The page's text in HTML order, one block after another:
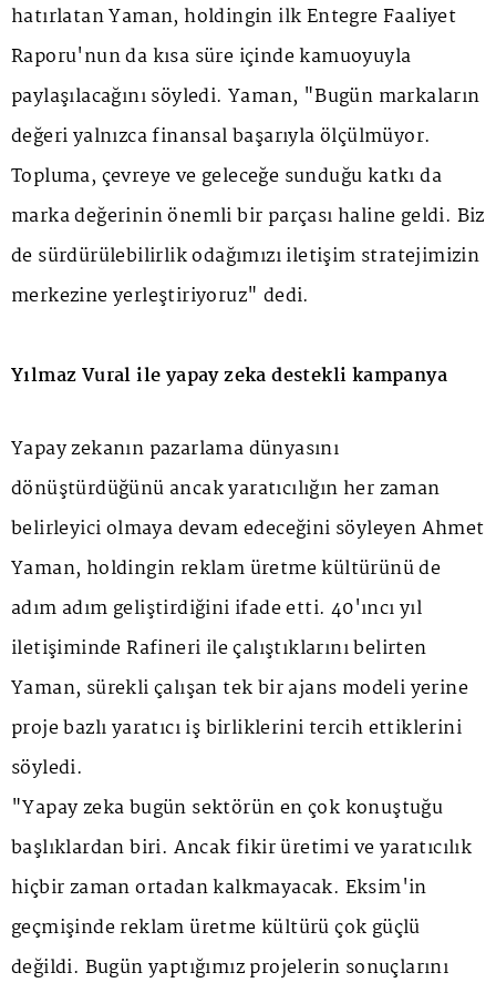
hatırlatan Yaman, holdingin ilk Entegre Faaliyet
Raporu'nun da kısa süre içinde kamuoyuyla
paylaşılacağını söyledi. Yaman, "Bugün markaların
değeri yalnızca finansal başarıyla ölçülmüyor.
Topluma, çevreye ve geleceğe sunduğu katkı da
marka değerinin önemli bir parçası haline geldi. Biz
de sürdürülebilirlik odağımızı iletişim stratejimizin
merkezine yerleştiriyoruz" dedi.
Yılmaz Vural ile yapay zeka destekli kampanya
Yapay zekanın pazarlama dünyasını
dönüştürdüğünü ancak yaratıcılığın her zaman
belirleyici olmaya devam edeceğini söyleyen Ahmet
Yaman, holdingin reklam üretme kültürünü de
adım adım geliştirdiğini ifade etti. 40'ıncı yıl
iletişiminde Rafineri ile çalıştıklarını belirten
Yaman, sürekli çalışan tek bir ajans modeli yerine
proje bazlı yaratıcı iş birliklerini tercih ettiklerini
söyledi.
"Yapay zeka bugün sektörün en çok konuştuğu
başlıklardan biri. Ancak fikir üretimi ve yaratıcılık
hiçbir zaman ortadan kalkmayacak. Eksim'in
geçmişinde reklam üretme kültürü çok güçlü
değildi. Bugün yaptığımız projelerin sonuçlarını